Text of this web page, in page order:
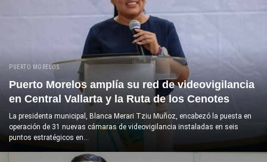
PUERTO MORELOS
Puerto Morelos amplía su red de videovigilancia
en Central Vallarta y la Ruta de los Cenotes
La presidenta municipal, Blanca Merari Tziu Muñoz, encabezó la puesta en
operación de 31 nuevas cámaras de videovigilancia instaladas en seis
puntos estratégicos en...